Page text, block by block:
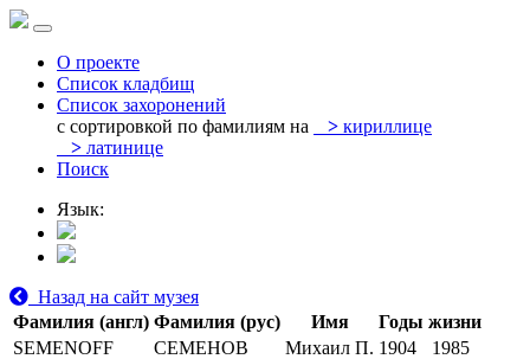
О проекте
Список кладбищ
Список захоронений
с сортировкой по фамилиям на
> кириллице
> латинице
Поиск
Язык:
Назад на сайт музея
Фамилия (англ) Фамилия (рус) Имя
Годы жизни
SEMENOFF
СЕМЕНОВ Михаил П. 1904
1985